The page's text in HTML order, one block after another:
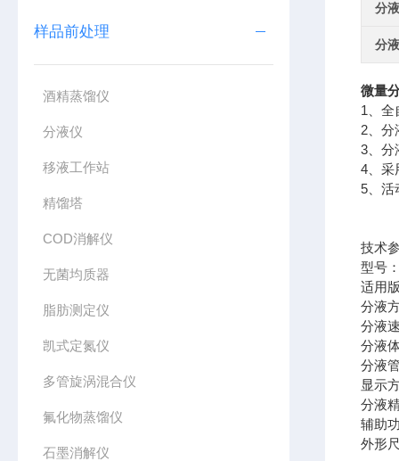
样品前处理
酒精蒸馏仪
分液仪
移液工作站
精馏塔
COD消解仪
无菌均质器
脂肪测定仪
凯式定氮仪
多管旋涡混合仪
氟化物蒸馏仪
石墨消解仪
分
分
微量
1、全
2、分
3、分
4、采
5、活
技术
型号
适用
分液
分液
分液
分液
显示
分液
辅助
外形